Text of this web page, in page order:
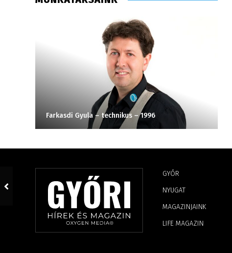
Farkasdi Gyula – technikus – 1996
GYŐR
NYUGAT
MAGAZINJAINK
LIFE MAGAZIN